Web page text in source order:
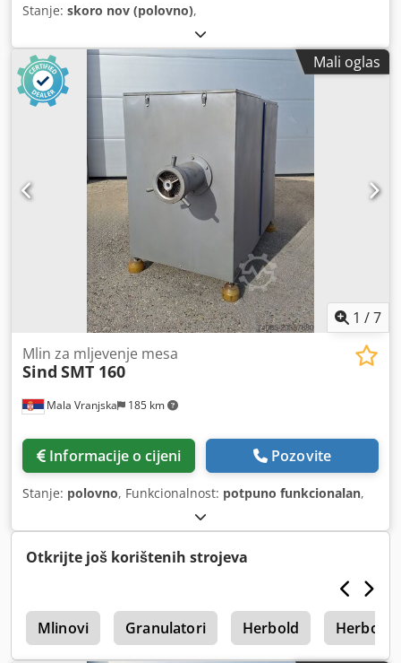
Stanje: skoro nov (polovno),
Mali oglas
1 /7
Mala Vranjska 185 km
Mlin za mljevenje mesa
Sind SMT 160
Informacije o cijeni Pozovite
Stanje: polovno, Funkcionalnost: potpuno funkcionalan,
Otkrijte još korištenih strojeva
Mlinovi Granulatori Herbold Herbold